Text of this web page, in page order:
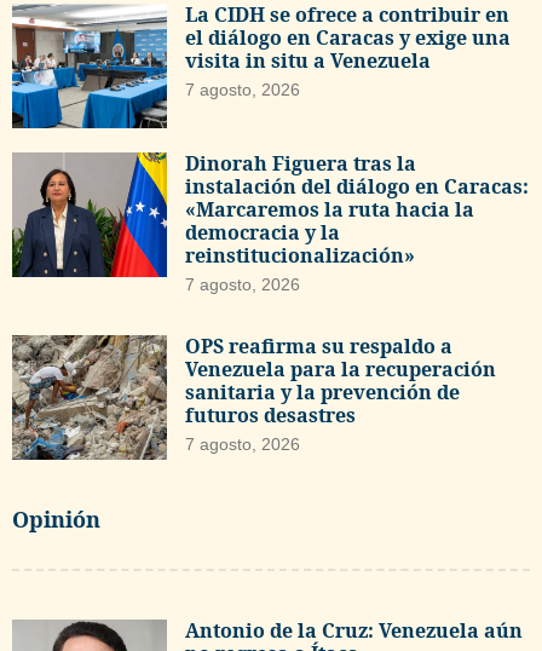
La CIDH se ofrece a contribuir en
el diálogo en Caracas y exige una
visita in situ a Venezuela
7 agosto, 2026
Dinorah Figuera tras la
instalación del diálogo en Caracas:
«Marcaremos la ruta hacia la
democracia y la
reinstitucionalización»
7 agosto, 2026
OPS reafirma su respaldo a
Venezuela para la recuperación
sanitaria y la prevención de
futuros desastres
7 agosto, 2026
Opinión
Antonio de la Cruz: Venezuela aún